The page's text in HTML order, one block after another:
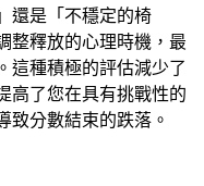
還是「不穩定的椅
整釋放的心理時機，最
這種積極的評估減少了
高了您在具有挑戰性的
致分數結束的跌落。